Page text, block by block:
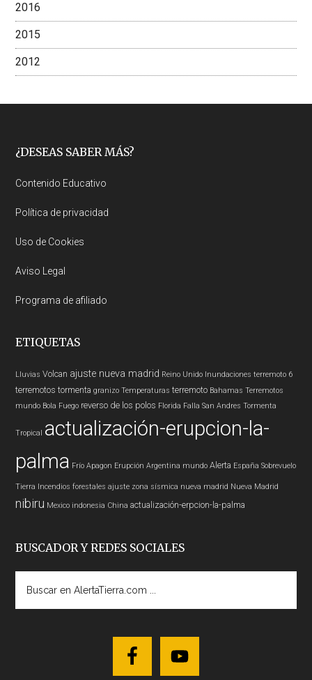
2016
2015
2012
Footer
¿DESEAS SABER MÁS?
Contenido Educativo
Política de privacidad
Uso de Cookies
Aviso Legal
Programa de afiliado
ETIQUETAS
Lluvias Volcan ajuste nueva madrid Reino Unido Inundaciones terremoto 6
terremotos tormenta granizo Temperaturas terremoto Bahamas Terremotos
mundo Bola Fuego reverso de los polos Florida Falla San Andres Tormenta
Tropical actualización-erupcion-la-
palma Frío Apagon Erupción Argentina mundo Alerta España Sobrevuelo
Tierra Incendios forestales ajuste zona sísmica nueva madrid Nueva Madrid
nibiru Mexico indonesia China actualización-erpcion-la-palma
BUSCADOR Y REDES SOCIALES
AlertaTierra.com